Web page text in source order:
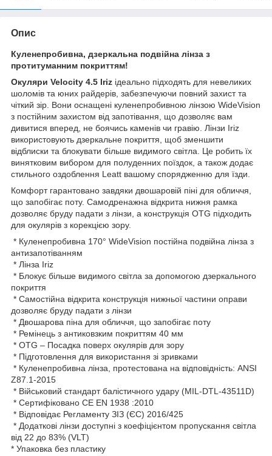
Опис
Куленепробивна, дзеркальна подвійна лінза з
протитуманним покриттям!
Окуляри Velocity 4.5 Iriz ідеально підходять для невеликих
шоломів та юних райдерів, забезпечуючи повний захист та
чіткий зір. Вони оснащені куленепробивною лінзою WideVision
з постійним захистом від запотівання, що дозволяє вам
дивитися вперед, не боячись каменів чи гравію. Лінзи Iriz
використовують дзеркальне покриття, щоб зменшити
відблиски та блокувати більше видимого світла. Це робить їх
винятковим вибором для полуденних поїздок, а також додає
стильного оздоблення Leatt вашому спорядженню для їзди.
Комфорт гарантовано завдяки двошаровій піні для обличчя,
що запобігає поту. Самодренажна відкрита нижня рамка
дозволяє бруду падати з лінзи, а конструкція OTG підходить
для окулярів з корекцією зору.
* Куленепробивна 170° WideVision постійна подвійна лінза з
антизапотіванням
* Лінза Iriz
* Блокує більше видимого світла за допомогою дзеркального
покриття
* Самостійна відкрита конструкція нижньої частини оправи
дозволяє бруду падати з лінзи
* Двошарова піна для обличчя, що запобігає поту
* Ремінець з антиковзким покриттям 40 мм
* OTG – Посадка поверх окулярів для зору
* Підготовлення для використання зі зривками
* Куленепробивна лінза, протестована на відповідність: ANSI
Z87.1-2015
* Військовий стандарт балістичного удару (MIL-DTL-43511D)
* Сертифіковано CE EN 1938 :2010
* Відповідає Регламенту ЗІЗ (ЄС) 2016/425
* Додаткові лінзи доступні з коефіцієнтом пропускання світла
від 22 до 83% (VLT)
* Упаковка без пластику